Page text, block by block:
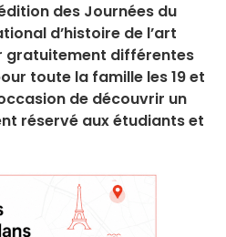
des Journées du
d’histoire de l’art
gratuitement différentes
toute la famille les 19 et
de découvrir un
réservé aux étudiants et